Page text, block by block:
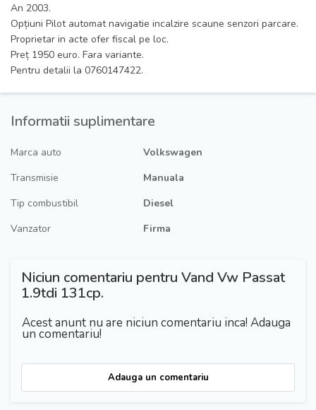
An 2003.
Opțiuni Pilot automat navigatie incalzire scaune senzori parcare.
Proprietar in acte ofer fiscal pe loc.
Preț 1950 euro. Fara variante.
Pentru detalii la 0760147422.
Informatii suplimentare
Marca auto
Volkswagen
Transmisie
Manuala
Tip combustibil
Diesel
Vanzator
Firma
Niciun comentariu pentru Vand Vw Passat
1.9tdi 131cp.
Acest anunt nu are niciun comentariu inca! Adauga
un comentariu!
Adauga un comentariu